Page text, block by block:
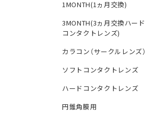
1MONTH(1ヵ月交換)
3MONTH(3ヵ月交換ハード
コンタクトレンズ)
カラコン（サークルレンズ）
ソフトコンタクトレンズ
ハードコンタクトレンズ
円錐角膜用